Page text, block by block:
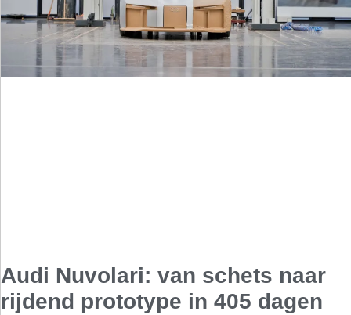
Audi Nuvolari: van schets naar
rijdend prototype in 405 dagen